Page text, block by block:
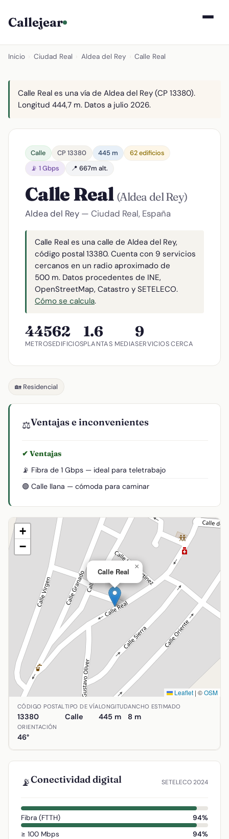
Callejear
Inicio Ciudad Real Aldea del Rey Calle Real
Calle Real es una vía de Aldea del Rey (CP 13380).
Longitud 444,7 m. Datos a julio 2026.
Calle CP 13380 445 m
62 edificios
📡 1 Gbps
📍 667m alt.
Calle Real (Aldea del Rey)
Aldea del Rey — Ciudad Real, España
Calle Real es una calle de Aldea del Rey,
código postal 13380. Cuenta con 9 servicios
cercanos en un radio aproximado de
500 m. Datos procedentes de INE,
OpenStreetMap, Catastro y SETELECO.
Cómo se calcula.
445
METROS
62
EDIFICIOS
1.6
PLANTAS MEDIA
9
SERVICIOS CERCA
🏡 Residencial
⚖️Ventajas e inconvenientes
✔ Ventajas
📡 Fibra de 1 Gbps — ideal para teletrabajo
🟢 Calle llana — cómoda para caminar
Calle Real
×
+
−
Leaflet | ©OSM
Ubicación de Calle Real en Aldea del Rey, Ciudad Real.
CÓDIGO POSTAL
13380
TIPO DE VÍA
Calle
LONGITUD
445 m
ANCHO ESTIMADO
8 m
ORIENTACIÓN
46°
📡Conectividad digital SETELECO 2024
Fibra (FTTH)
94%
≥ 100 Mbps
94%